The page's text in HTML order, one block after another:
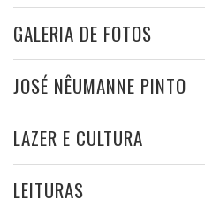
GALERIA DE FOTOS
JOSÉ NÊUMANNE PINTO
LAZER E CULTURA
LEITURAS